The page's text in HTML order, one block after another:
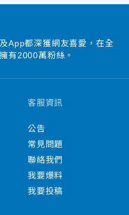
App都深獲網友喜愛，在全
有2000萬粉絲。
客服資訊
公告
常見問題
聯絡我們
我要爆料
我要投稿